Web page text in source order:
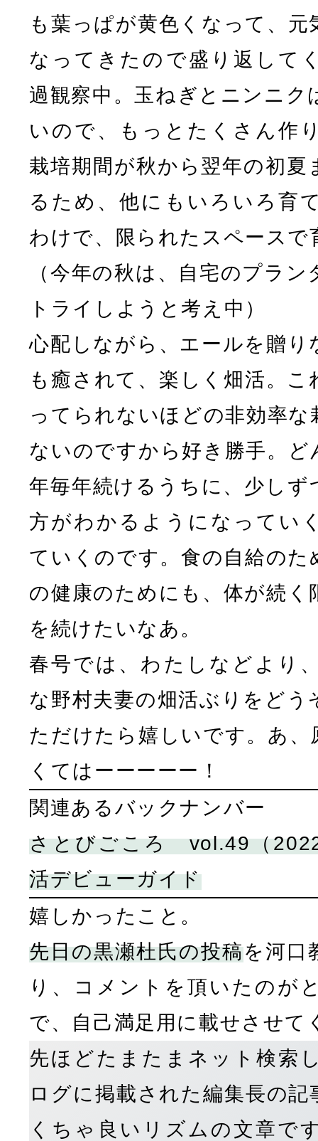
も葉っぱが黄色くなって、
なってきたので盛り返して
過観察中。玉ねぎとニンニ
いので、もっとたくさん作
栽培期間が秋から翌年の初
るため、他にもいろいろ育
わけで、限られたスペースで
（今年の秋は、自宅のプラ
トライしようと考え中）
心配しながら、エールを贈り
も癒されて、楽しく畑活。
ってられないほどの非効率
ないのですから好き勝手。
年毎年続けるうちに、少しず
方がわかるようになってい
ていくのです。食の自給の
の健康のためにも、体が続
を続けたいなあ。
春号では、わたしなどより
な野村夫妻の畑活ぶりをど
ただけたら嬉しいです。あ
くてはーーーーー！
関連あるバックナンバー
さとびごころ vol.49（
活デビューガイド
嬉しかったこと。
先日の黒瀬杜氏の投稿を河口
り、コメントを頂いたのが
で、自己満足用に載せさせて
先ほどたまたまネット検索
ログに掲載された編集長の
くちゃ良いリズムの文章で